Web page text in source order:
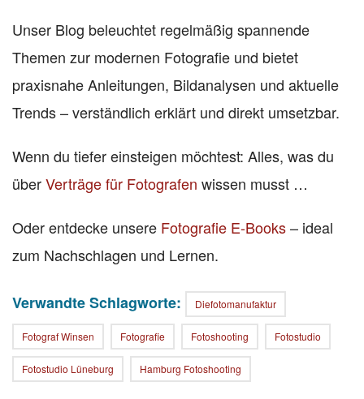
Unser Blog beleuchtet regelmäßig spannende
Themen zur modernen Fotografie und bietet
praxisnahe Anleitungen, Bildanalysen und aktuelle
Trends – verständlich erklärt und direkt umsetzbar.
Wenn du tiefer einsteigen möchtest: Alles, was du
überVerträge für Fotografen wissen musst …
Oder entdecke unsere Fotografie E-Books– ideal
zum Nachschlagen und Lernen.
Verwandte Schlagworte: Diefotomanufaktur
Fotograf Winsen Fotografie Fotoshooting Fotostudio
Fotostudio Lüneburg Hamburg Fotoshooting